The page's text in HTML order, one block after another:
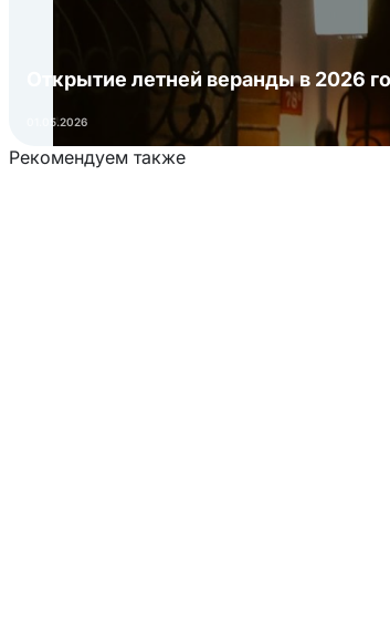
Открытие летней веранды в 2026
01.05.2026
Рекомендуем также